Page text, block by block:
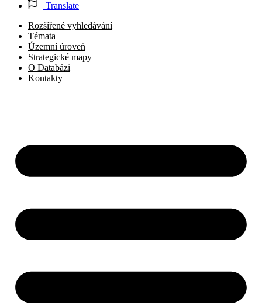
Translate
Rozšířené vyhledávání
Témata
Územní úroveň
Strategické mapy
O Databázi
Kontakty